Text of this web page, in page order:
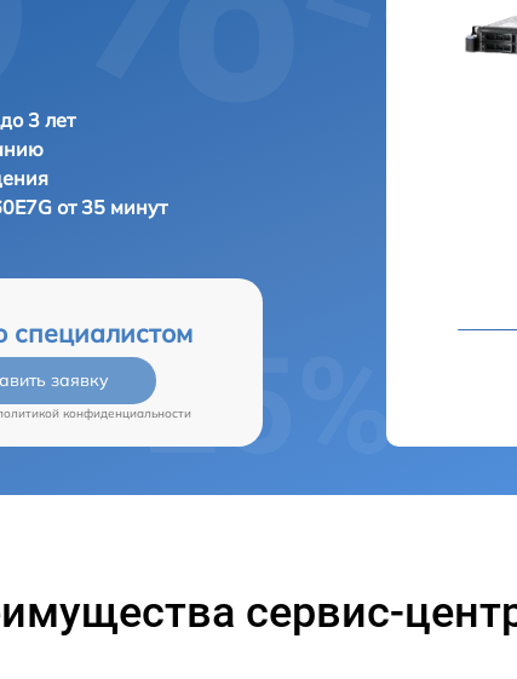
3 лет
от 35 минут
специалистом
заявку
конфиденциальности
сервис-